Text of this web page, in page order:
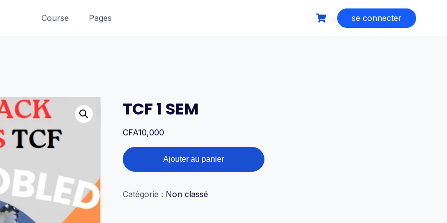
Course Pages se connecter
TCF 1 SEM
CFA10,000
quantité
de
1
Ajouter au panier
Catégorie : Non classé